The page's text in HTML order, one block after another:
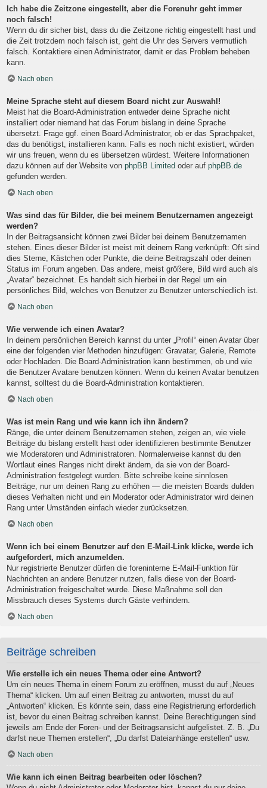
Ich habe die Zeitzone eingestellt, aber die Forenuhr geht immer
noch falsch!
Wenn du dir sicher bist, dass du die Zeitzone richtig eingestellt hast und
die Zeit trotzdem noch falsch ist, geht die Uhr des Servers vermutlich
falsch. Kontaktiere einen Administrator, damit er das Problem beheben
kann.
Nach oben
Meine Sprache steht auf diesem Board nicht zur Auswahl!
Meist hat die Board-Administration entweder deine Sprache nicht
installiert oder niemand hat das Forum bislang in deine Sprache
übersetzt. Frage ggf. einen Board-Administrator, ob er das Sprachpaket,
das du benötigst, installieren kann. Falls es noch nicht existiert, würden
wir uns freuen, wenn du es übersetzen würdest. Weitere Informationen
dazu können auf der Website von phpBB Limited oder auf phpBB.de
gefunden werden.
Nach oben
Was sind das für Bilder, die bei meinem Benutzernamen angezeigt
werden?
In der Beitragsansicht können zwei Bilder bei deinem Benutzernamen
stehen. Eines dieser Bilder ist meist mit deinem Rang verknüpft: Oft sind
dies Sterne, Kästchen oder Punkte, die deine Beitragszahl oder deinen
Status im Forum angeben. Das andere, meist größere, Bild wird auch als
„Avatar“ bezeichnet. Es handelt sich hierbei in der Regel um ein
persönliches Bild, welches von Benutzer zu Benutzer unterschiedlich ist.
Nach oben
Wie verwende ich einen Avatar?
In deinem persönlichen Bereich kannst du unter „Profil“ einen Avatar über
eine der folgenden vier Methoden hinzufügen: Gravatar, Galerie, Remote
oder Hochladen. Die Board-Administration kann bestimmen, ob und wie
die Benutzer Avatare benutzen können. Wenn du keinen Avatar benutzen
kannst, solltest du die Board-Administration kontaktieren.
Nach oben
Was ist mein Rang und wie kann ich ihn ändern?
Ränge, die unter deinem Benutzernamen stehen, zeigen an, wie viele
Beiträge du bislang erstellt hast oder identifizieren bestimmte Benutzer
wie Moderatoren und Administratoren. Normalerweise kannst du den
Wortlaut eines Ranges nicht direkt ändern, da sie von der Board-
Administration festgelegt wurden. Bitte schreibe keine sinnlosen
Beiträge, nur um deinen Rang zu erhöhen — die meisten Boards dulden
dieses Verhalten nicht und ein Moderator oder Administrator wird deinen
Rang unter Umständen einfach wieder zurücksetzen.
Nach oben
Wenn ich bei einem Benutzer auf den E-Mail-Link klicke, werde ich
aufgefordert, mich anzumelden.
Nur registrierte Benutzer dürfen die foreninterne E-Mail-Funktion für
Nachrichten an andere Benutzer nutzen, falls diese von der Board-
Administration freigeschaltet wurde. Diese Maßnahme soll den
Missbrauch dieses Systems durch Gäste verhindern.
Nach oben
Beiträge schreiben
Wie erstelle ich ein neues Thema oder eine Antwort?
Um ein neues Thema in einem Forum zu eröffnen, musst du auf „Neues
Thema“ klicken. Um auf einen Beitrag zu antworten, musst du auf
„Antworten“ klicken. Es könnte sein, dass eine Registrierung erforderlich
ist, bevor du einen Beitrag schreiben kannst. Deine Berechtigungen sind
jeweils am Ende der Foren- und der Beitragsansicht aufgelistet. Z. B. „Du
darfst neue Themen erstellen“, „Du darfst Dateianhänge erstellen“ usw.
Nach oben
Wie kann ich einen Beitrag bearbeiten oder löschen?